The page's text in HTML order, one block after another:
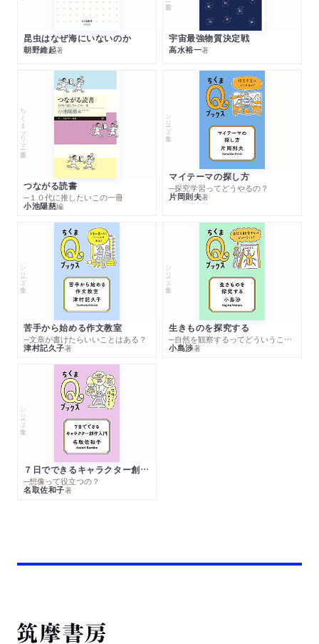
昆虫はなぜ海にいないのか
朝野維起著
宇宙最強物質決定戦
高水裕一著
ちくまプリマー新書
つながる読書
─１０代に推したいこの一冊
小池陽慈編
シリーズ・全集
マイテーマの探し方
─探究学習ってどうやるの？
片岡則夫著
シリーズ・全集
苦手から始める作文教室
─文章が書けたらいいことはある？
津村記久子著
シリーズ・全集
生きものを探究する
─自然を観察するってどういうこと？
小島渉著
シリーズ・全集
７日でできるキャラクター創作入門
─想像って役立つの？
名取佐和子著